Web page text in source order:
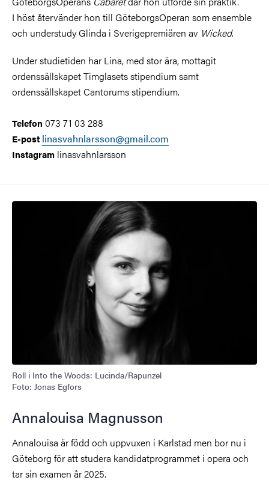
I höst återvänder hon till GöteborgsOperan som ensemble
och understudy Glinda i Sverigepremiären av Wicked.
Under studietiden har Lina, med stor ära, mottagit
ordenssällskapet Timglasets stipendium samt
ordenssällskapet Cantorums stipendium.
Telefon 073 71 03 288
E-post linasvahnlarsson@gmail.com
Instagram linasvahnlarsson
Roll i Into the Woods: Lucinda/Rapunzel
Foto: Jonas Egfors
Annalouisa Magnusson
Annalouisa är född och uppvuxen i Karlstad men bor nu i
Göteborg för att studera kandidatprogrammet i opera och
tar sin examen år 2025.